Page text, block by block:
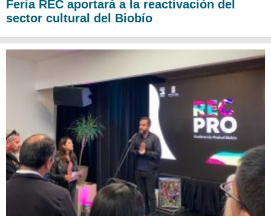
Feria REC aportará a la reactivación del
sector cultural del Biobío